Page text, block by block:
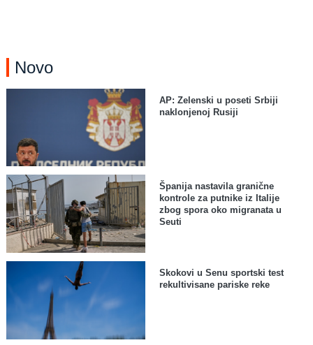
Novo
AP: Zelenski u poseti Srbiji
naklonjenoj Rusiji
Španija nastavila granične
kontrole za putnike iz Italije
zbog spora oko migranata u
Seuti
Skokovi u Senu sportski test
rekultivisane pariske reke